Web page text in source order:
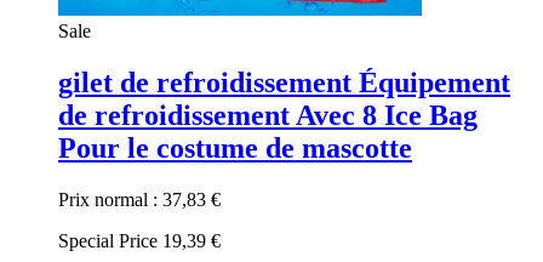
Sale
gilet de refroidissement Équipement
de refroidissement Avec 8 Ice Bag
Pour le costume de mascotte
Prix normal : 37,83 €
Special Price 19,39 €